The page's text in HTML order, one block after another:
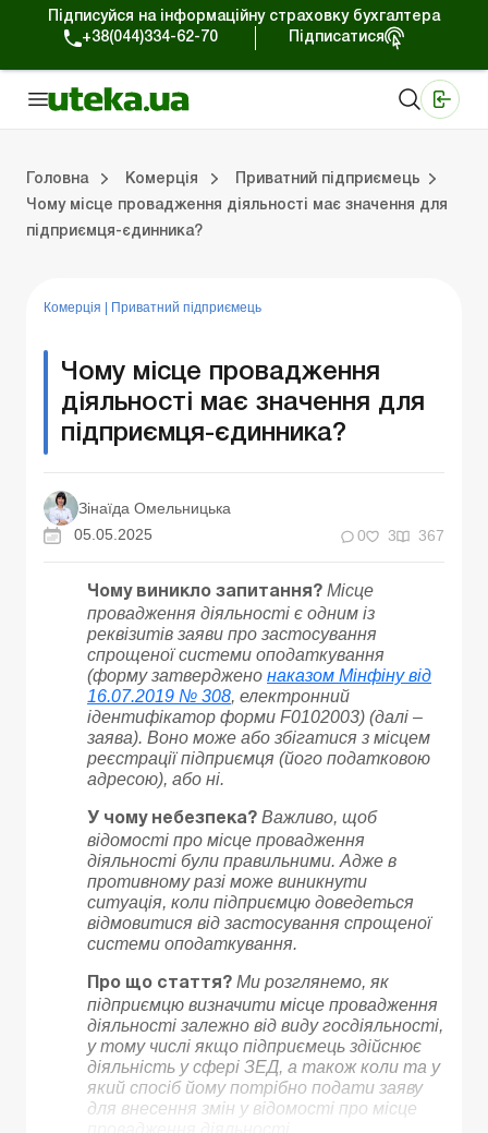
Підписуйся на інформаційну страховку бухгалтера
+38(044)334-62-70
Підписатися
Головна Комерція
Приватний підприємець
Чому місце провадження діяльності має значення для
підприємця-єдинника?
Комерція Приватний підприємець
Чому місце провадження
діяльності має значення для
підприємця-єдинника?
Зінаїда Омельницька
05.05.2025
0 3 367
Чому виникло запитання? Місце
провадження діяльності є одним із
реквізитів заяви про застосування
спрощеної системи оподаткування
(форму затверджено наказом Мінфіну від
16.07.2019 № 308, електронний
ідентифікатор форми F0102003) (далі –
заява). Воно може або збігатися з місцем
реєстрації підприємця (його податковою
адресою), або ні.
У чому небезпека? Важливо, щоб
відомості про місце провадження
діяльності були правильними. Адже в
противному разі може виникнути
ситуація, коли підприємцю доведеться
відмовитися від застосування спрощеної
системи оподаткування.
Про що стаття? Ми розглянемо, як
підприємцю визначити місце провадження
діяльності залежно від виду госдіяльності,
у тому числі якщо підприємець здійснює
діяльність у сфері ЗЕД, а також коли та у
який спосіб йому потрібно подати заяву
для внесення змін у відомості про місце